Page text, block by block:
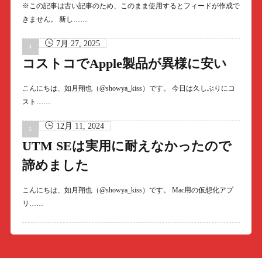
※この記事は古い記事のため、このまま使用するとフィードが作成で
きません。 新し……
7月 27, 2025
コストコでApple製品が異様に安い
こんにちは、如月翔也（@showya_kiss）です。 今日は久しぶりにコ
スト……
12月 11, 2024
UTM SEは実用に耐えなかったので
諦めました
こんにちは、如月翔也（@showya_kiss）です。 Mac用の仮想化アプ
リ……